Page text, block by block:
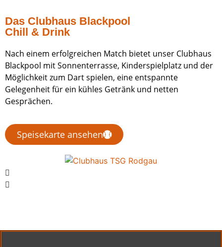
Das Clubhaus Blackpool
Chill & Drink
Nach einem erfolgreichen Match bietet unser Clubhaus
Blackpool mit Sonnenterrasse, Kinderspielplatz und der
Möglichkeit zum Dart spielen, eine entspannte
Gelegenheit für ein kühles Getränk und netten
Gesprächen.
Speisekarte ansehen